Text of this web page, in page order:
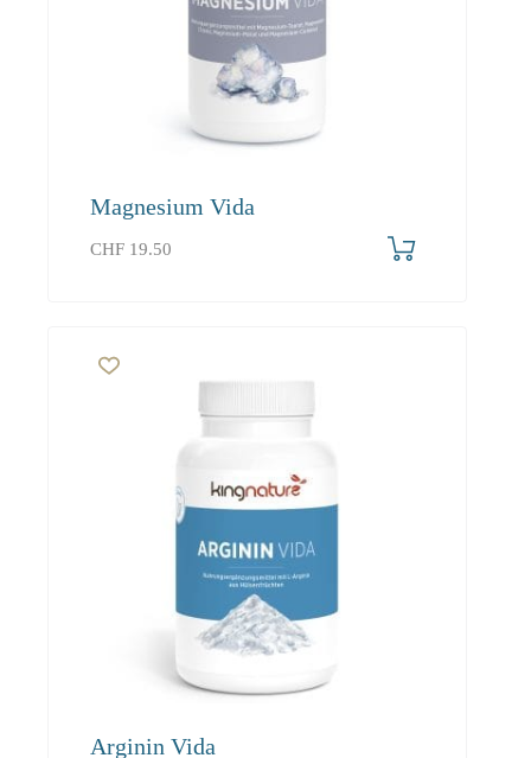
Magnesium Vida
CHF 19.50
Arginin Vida